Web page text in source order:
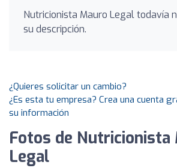
Nutricionista Mauro Legal todavía
su descripción.
¿Quieres solicitar un cambio?
¿Es esta tu empresa? Crea una cuenta
su información
Fotos de Nutricionista
Legal